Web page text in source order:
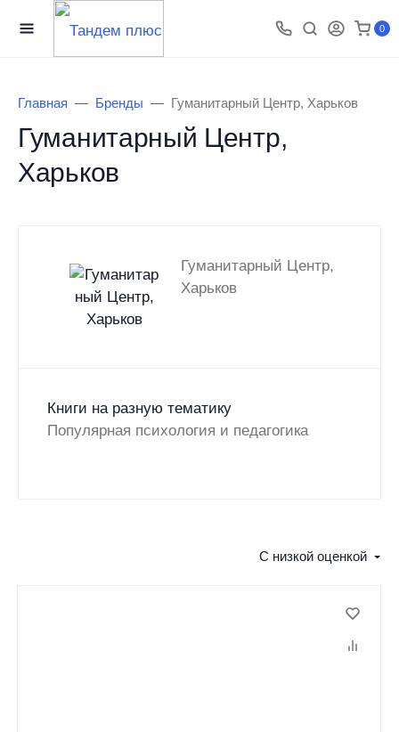
0
Главная Бренды Гуманитарный Центр, Харьков
Гуманитарный Центр,
Харьков
Гуманитарный Центр,
Харьков
Книги на разную тематику
Популярная психология и педагогика
С низкой оценкой